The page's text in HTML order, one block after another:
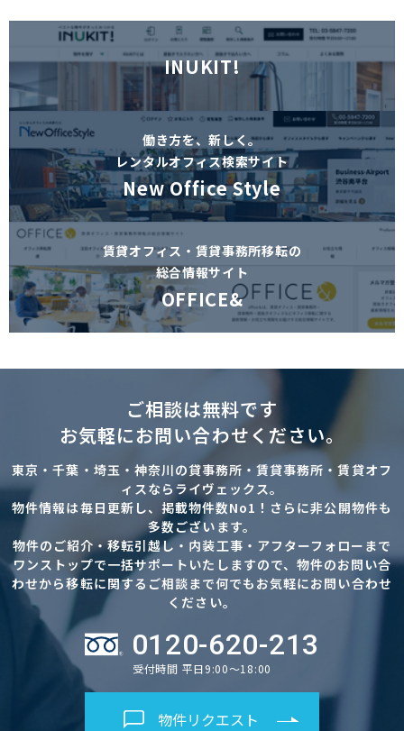
INUKIT!
働き方を、新しく。
レンタルオフィス検索サイト
New Office Style
賃貸オフィス・賃貸事務所移転の
総合情報サイト
OFFICE&
ご相談は無料です
お気軽にお問い合わせください。
東京・千葉・埼玉・神奈川の貸事務所・賃貸事務所・賃貸オフ
ィスならライヴェックス。
物件情報は毎日更新し、掲載物件数No1！さらに非公開物件も
多数ございます。
物件のご紹介・移転引越し・内装工事・アフターフォローまで
ワンストップで一括サポートいたしますので、物件のお問い合
わせから移転に関するご相談まで何でもお気軽にお問い合わせ
ください。
0120-620-213
受付時間 平日9:00～18:00
物件リクエスト